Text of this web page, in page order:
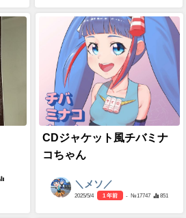
CDジャケット風チバミナ
コちゃん
＼メソ／
2025/5/4 1 年前 - №17747 851